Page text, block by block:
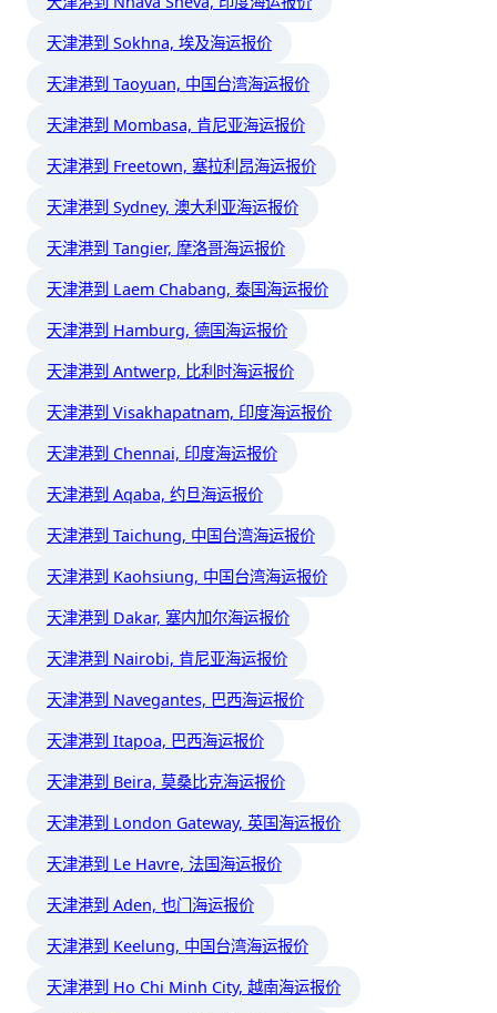
天津港到 Sokhna, 埃及海运报价
天津港到 Taoyuan, 中国台湾海运报价
天津港到 Mombasa, 肯尼亚海运报价
天津港到 Freetown, 塞拉利昂海运报价
天津港到 Sydney, 澳大利亚海运报价
天津港到 Tangier, 摩洛哥海运报价
天津港到 Laem Chabang, 泰国海运报价
天津港到 Hamburg, 德国海运报价
天津港到 Antwerp, 比利时海运报价
天津港到 Visakhapatnam, 印度海运报价
天津港到 Chennai, 印度海运报价
天津港到 Aqaba, 约旦海运报价
天津港到 Taichung, 中国台湾海运报价
天津港到 Kaohsiung, 中国台湾海运报价
天津港到 Dakar, 塞内加尔海运报价
天津港到 Nairobi, 肯尼亚海运报价
天津港到 Navegantes, 巴西海运报价
天津港到 Itapoa, 巴西海运报价
天津港到 Beira, 莫桑比克海运报价
天津港到 London Gateway, 英国海运报价
天津港到 Le Havre, 法国海运报价
天津港到 Aden, 也门海运报价
天津港到 Keelung, 中国台湾海运报价
天津港到 Ho Chi Minh City, 越南海运报价